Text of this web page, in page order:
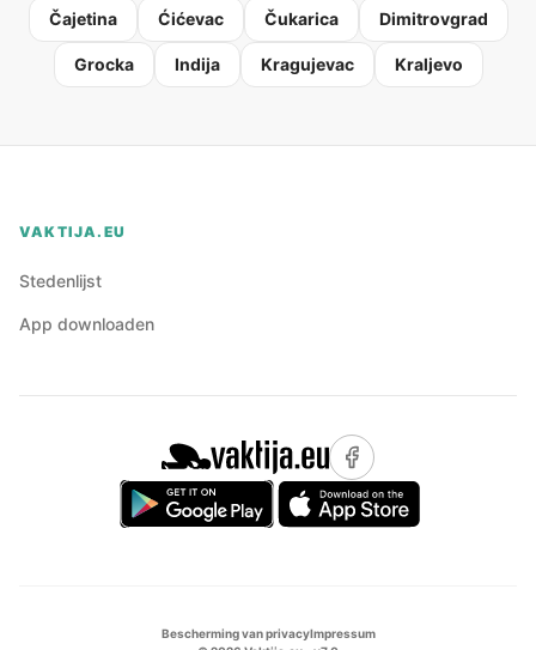
Čajetina Ćićevac Čukarica Dimitrovgrad
Grocka Indija Kragujevac Kraljevo
VAKTIJA.EU
Stedenlijst
App downloaden
Bescherming van privacyImpressum